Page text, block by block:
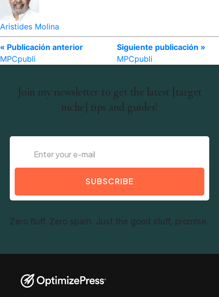
Aristides Molina
« Publicación anterior
MPCpubli
Siguiente publicación »
MPCpubli
Join my newsletter to get the latest [target
niche] tips and guides!
SUBSCRIBE
Zero fluff. Zero spam. Just the good stuff, promise.